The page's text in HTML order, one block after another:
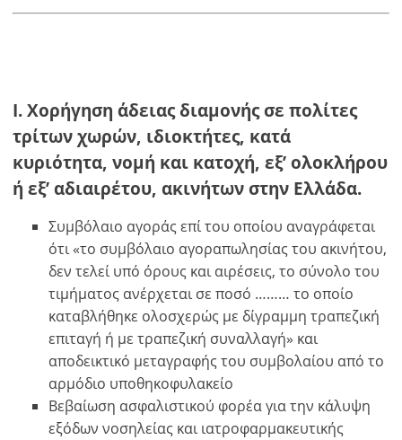
I. Χορήγηση άδειας διαμονής σε πολίτες
τρίτων χωρών, ιδιοκτήτες, κατά
κυριότητα, νομή και κατοχή, εξ’ ολοκλήρου
ή εξ’ αδιαιρέτου, ακινήτων στην Ελλάδα.
Συμβόλαιο αγοράς επί του οποίου αναγράφεται
ότι «το συμβόλαιο αγοραπωλησίας του ακινήτου,
δεν τελεί υπό όρους και αιρέσεις, το σύνολο του
τιμήματος ανέρχεται σε ποσό ……… το οποίο
καταβλήθηκε ολοσχερώς με δίγραμμη τραπεζική
επιταγή ή με τραπεζική συναλλαγή» και
αποδεικτικό μεταγραφής του συμβολαίου από το
αρμόδιο υποθηκοφυλακείο
Βεβαίωση ασφαλιστικού φορέα για την κάλυψη
εξόδων νοσηλείας και ιατροφαρμακευτικής